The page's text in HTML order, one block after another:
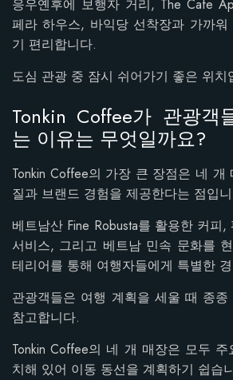
응우옌후에 보행자 거리, The Cafe
페라 하우스, 바익당 선착장과 가까
기 편리합니다.
도심 관광 중 잠시 쉬어가기 좋은 위치
Tonkin Coffee가 관광객
는 이유는 무엇일까요?
Tonkin Coffee의 가장 큰 장점은 네 개
질과 브랜드 경험을 제공한다는 점입
베트남산 Fine Robusta를 활용한 커피
서비스, 그리고 베트남 민속 문화를
테리어를 통해 여행자들에게 특별한
관광객들은 여행 계획을 세울 때 종종
참고합니다.
Tonkin Coffee의 네 개 매장은 모두
치해 있어 이동 동선을 계획하기 쉽습